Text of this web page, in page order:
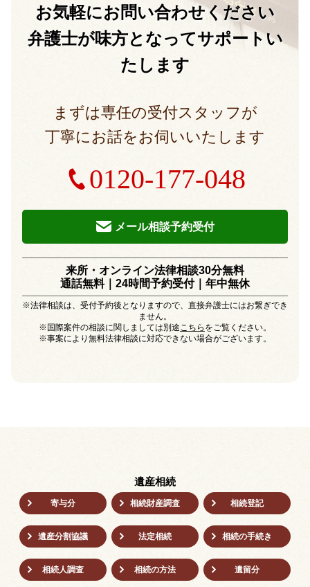
お気軽にお問い合わせください
弁護士が味方となってサポートい
たします
まずは専任の受付スタッフが
丁寧にお話をお伺いいたします
0120-177-048
メール相談予約受付
来所・オンライン法律相談30分無料
通話無料｜24時間予約受付｜年中無休
※法律相談は、受付予約後となりますので、直接弁護士にはお繋ぎでき
ません。
※国際案件の相談に関しましては別途こちら をご覧ください。
※事案により無料法律相談に対応できない場合がございます。
遺産相続
寄与分 相続財産調査 相続登記
遺産分割協議 法定相続 相続の⼿続き
相続人調査 相続の方法 遺留分